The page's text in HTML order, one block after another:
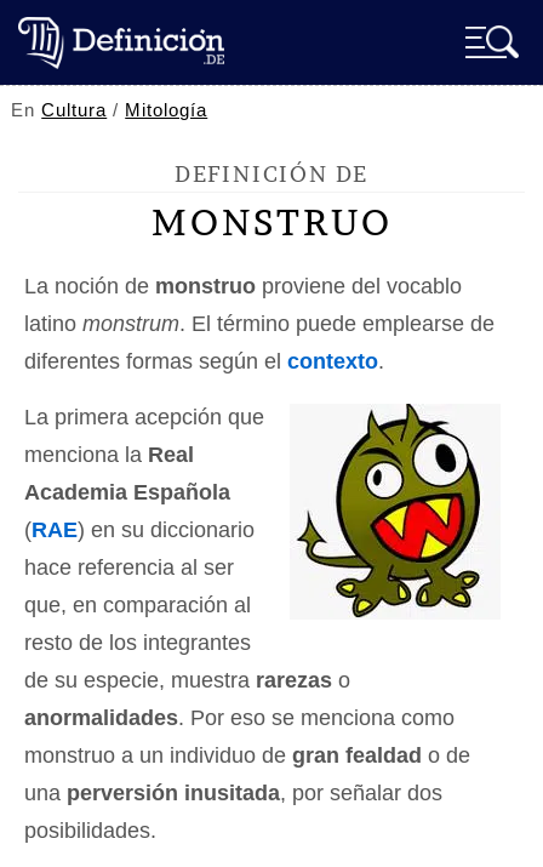
EnCultura / Mitología
DEFINICIÓN DE
MONSTRUO
La noción de monstruo proviene del vocablo
latino monstrum. El término puede emplearse de
diferentes formas según el contexto.
La primera acepción que
menciona la Real
Academia Española
(RAE) en su diccionario
hace referencia al ser
que, en comparación al
resto de los integrantes
de su especie, muestra rarezas o
anormalidades. Por eso se menciona como
monstruo a un individuo de gran fealdad o de
una perversión inusitada, por señalar dos
posibilidades.